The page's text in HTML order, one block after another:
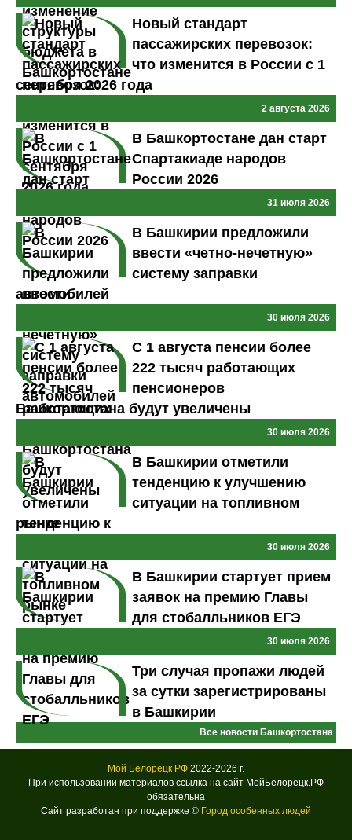
Новый стандарт
пассажирских перевозок:
что изменится в России с 1
сентября 2026 года
2 августа 2026
В Башкортостане дан старт
Спартакиаде народов
России 2026
31 июля 2026
В Башкирии предложили
ввести «четно-нечетную»
систему заправки
автомобилей
30 июля 2026
С 1 августа пенсии более
222 тысяч работающих
пенсионеров
Башкортостана будут увеличены
30 июля 2026
В Башкирии отметили
тенденцию к улучшению
ситуации на топливном
рынке
30 июля 2026
В Башкирии стартует прием
заявок на премию Главы
для стобалльников ЕГЭ
30 июля 2026
Три случая пропажи людей
за сутки зарегистрированы
в Башкирии
Все новости Башкортостана
Мой Белорецк РФ 2022-2026 г.
При использовании материалов ссылка на сайт МойБелорецк.РФ
обязательна
Сайт разработан при поддержке © Город особенных людей